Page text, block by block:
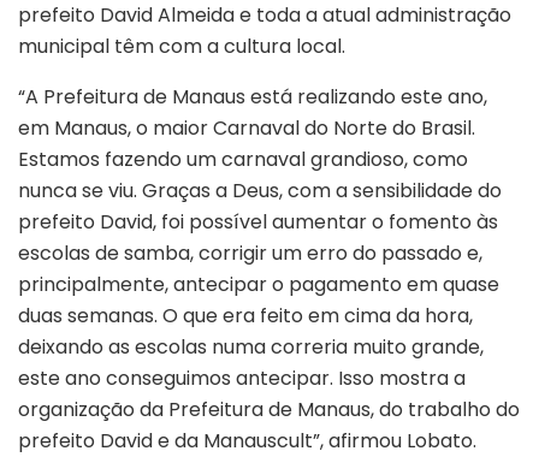
prefeito David Almeida e toda a atual administração
municipal têm com a cultura local.
“A Prefeitura de Manaus está realizando este ano,
em Manaus, o maior Carnaval do Norte do Brasil.
Estamos fazendo um carnaval grandioso, como
nunca se viu. Graças a Deus, com a sensibilidade do
prefeito David, foi possível aumentar o fomento às
escolas de samba, corrigir um erro do passado e,
principalmente, antecipar o pagamento em quase
duas semanas. O que era feito em cima da hora,
deixando as escolas numa correria muito grande,
este ano conseguimos antecipar. Isso mostra a
organização da Prefeitura de Manaus, do trabalho do
prefeito David e da Manauscult”, afirmou Lobato.